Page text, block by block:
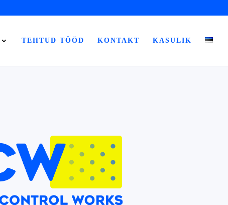
TEHTUD TÖÖD KONTAKT KASULIK